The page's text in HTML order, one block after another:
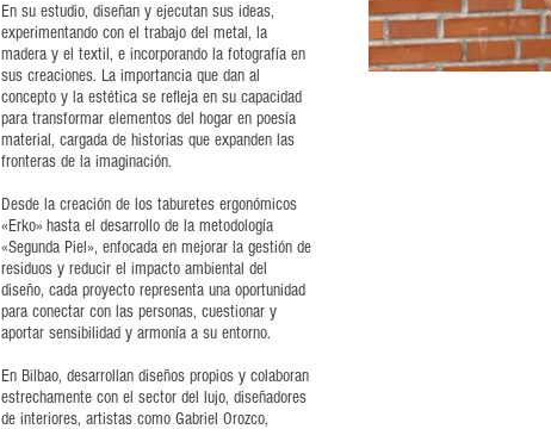
En su estudio, diseñan y ejecutan sus ideas,
experimentando con el trabajo del metal, la
madera y el textil, e incorporando la fotografía en
sus creaciones. La importancia que dan al
concepto y la estética se refleja en su capacidad
para transformar elementos del hogar en poesía
material, cargada de historias que expanden las
fronteras de la imaginación.
Desde la creación de los taburetes ergonómicos
«Erko» hasta el desarrollo de la metodología
«Segunda Piel», enfocada en mejorar la gestión de
residuos y reducir el impacto ambiental del
diseño, cada proyecto representa una oportunidad
para conectar con las personas, cuestionar y
aportar sensibilidad y armonía a su entorno.
En Bilbao, desarrollan diseños propios y colaboran
estrechamente con el sector del lujo, diseñadores
de interiores, artistas como Gabriel Orozco,